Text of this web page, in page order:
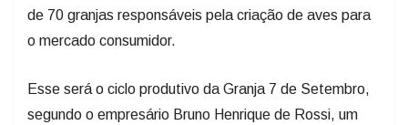
de 70 granjas responsáveis pela criação de aves para
o mercado consumidor.
Esse será o ciclo produtivo da Granja 7 de Setembro,
segundo o empresário Bruno Henrique de Rossi, um